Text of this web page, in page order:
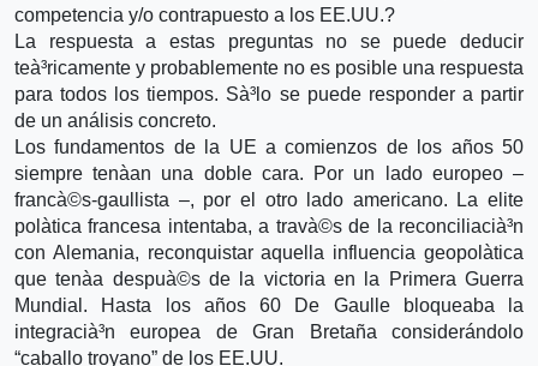
competencia y/o contrapuesto a los EE.UU.?
La respuesta a estas preguntas no se puede deducir
teà³ricamente y probablemente no es posible una respuesta
para todos los tiempos. Sà³lo se puede responder a partir
de un análisis concreto.
Los fundamentos de la UE a comienzos de los años 50
siempre tenà­an una doble cara. Por un lado europeo –
francà©s-gaullista –, por el otro lado americano. La elite
polà­tica francesa intentaba, a travà©s de la reconciliacià³n
con Alemania, reconquistar aquella influencia geopolà­tica
que tenà­a despuà©s de la victoria en la Primera Guerra
Mundial. Hasta los años 60 De Gaulle bloqueaba la
integracià³n europea de Gran Bretaña considerándolo
“caballo troyano” de los EE.UU.